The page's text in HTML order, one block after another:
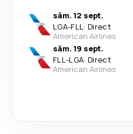
sâm. 12 sept.
LGA-FLL· Direct
American Airlines
sâm. 19 sept.
FLL-LGA· Direct
American Airlines